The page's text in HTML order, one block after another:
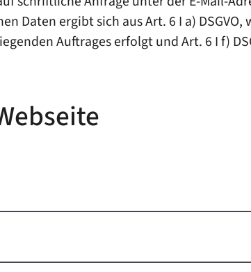
Daten ergibt sich aus Art. 6 I a)
Auftrages erfolgt und Art. 6 I f)